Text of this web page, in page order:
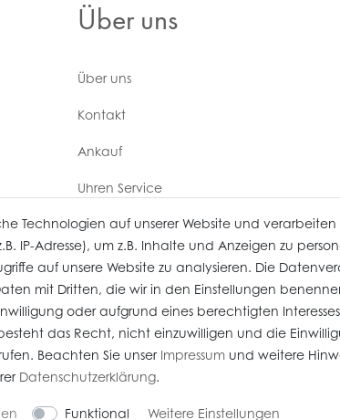
Über uns
Über uns
Kontakt
Ankauf
Uhren Service
Vertrag widerrufen
Gebrauchte Artikel (Artikel im Kundenauftrag) sind nach § 25 A
vorbehalten / Unser E-Commerce-Partner: Heiter.net
Technologien auf unserer Website und
IP-Adresse), um z.B. Inhalte und Anzeigen zu
auf unsere Website zu analysieren. Die
mit Dritten, die wir in den Einstellungen
oder aufgrund eines berechtigten
das Recht, nicht einzuwilligen und die
Beachten Sie unser Impressumund weitere
Daten­schutz­erklärung.
Funktional Weitere Einstellungen